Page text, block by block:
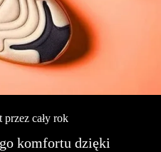
cały rok
komfortu dzięki